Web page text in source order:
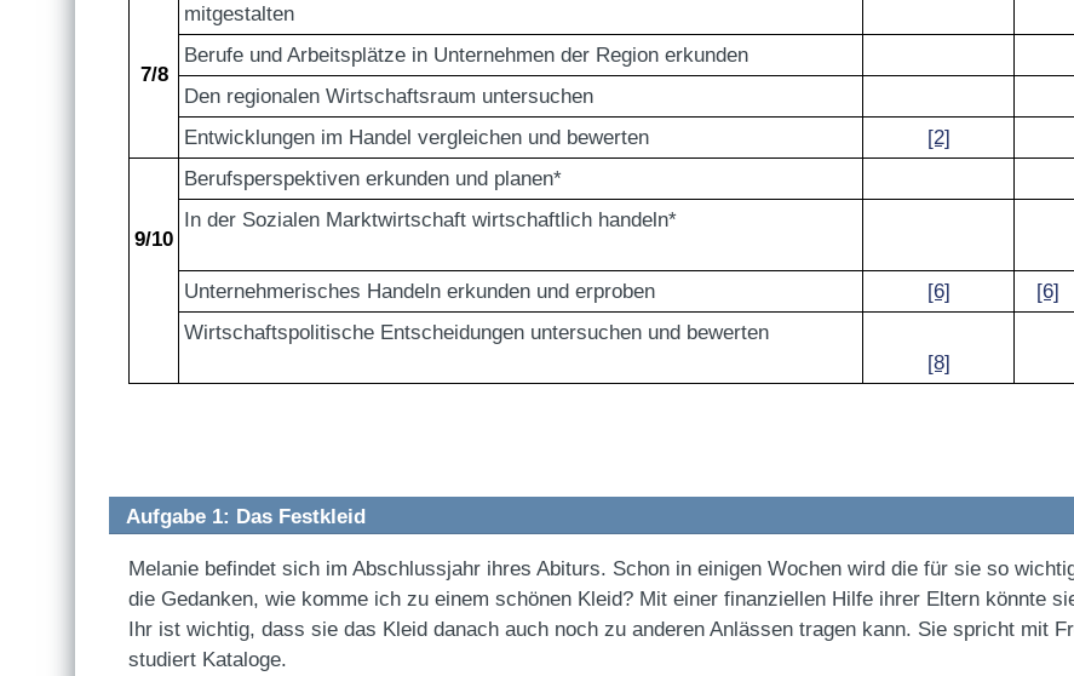
7/8
mitgestalten
Berufe und Arbeitsplätze in Unternehmen der Region erkunden
Den regionalen Wirtschaftsraum untersuchen
Entwicklungen im Handel vergleichen und bewerten
[2]
9/10
Berufsperspektiven erkunden und planen*
In der Sozialen Marktwirtschaft wirtschaftlich handeln*
Unternehmerisches Handeln erkunden und erproben [6] [6]
Wirtschaftspolitische Entscheidungen untersuchen und bewerten
[8]
Aufgabe 1: Das Festkleid
Melanie befindet sich im Abschlussjahr ihres Abiturs. Schon in einigen Wochen wird die für sie so
die Gedanken, wie komme ich zu einem schönen Kleid? Mit einer finanziellen Hilfe ihrer Eltern könnte
Ihr ist wichtig, dass sie das Kleid danach auch noch zu anderen Anlässen tragen kann. Sie spricht mit
studiert Kataloge.